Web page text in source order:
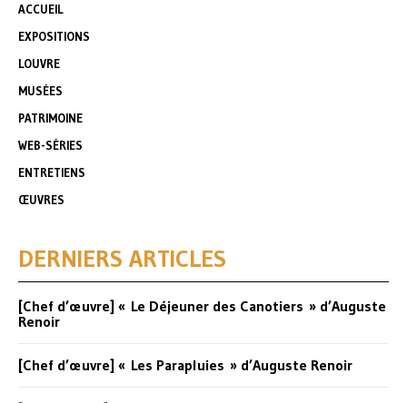
ACCUEIL
EXPOSITIONS
LOUVRE
MUSÉES
PATRIMOINE
WEB-SÉRIES
ENTRETIENS
ŒUVRES
DERNIERS ARTICLES
[Chef d’œuvre] « Le Déjeuner des Canotiers » d’Auguste
Renoir
[Chef d’œuvre] « Les Parapluies » d’Auguste Renoir